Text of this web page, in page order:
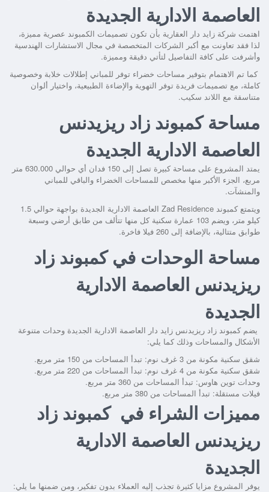
العاصمة الادارية الجديدة
اهتمت شركة زايد دار العقارية بأن تكون تصميمات الكمبوند عصرية مميزة،
لذا فقد تعاونت مع أكبر الشركات المتخصصة في مجال الاستشارات الهندسية
وأشرفت على كافة التفاصيل لتأتي دقيقة ومميزة.
كما تم الاهتمام بتوفير مساحات خضراء توفر للمباني إطلالات خلابة وخصوصية
كاملة، مع تصميمات فريدة توفر التهوية والإضاءة الطبيعية، واختيار ألوان
متناسقة مع اللاند سكيب.
مساحة كمبوند زاد ريزيدنس
العاصمة الادارية الجديدة
يمتد المشروع على مساحة كبيرة تصل إلى 150 فدان أي حوالي 630.000 متر
مربع، الجزء الأكبر منها مخصص للمساحات الخضراء والباقي للمباني
والمنشآت.
ويتمتع كمبوند Zad Residence العاصمة الادارية الجديدة
بواجهة حوالي 1.5
كيلو متر، ويضم 103 عمارة سكنية كل منها تتألف من طابق أرضي وسبعة
طوابق متتالية، بالإضافة إلى 260 فيلا فاخرة.
مساحة الوحدات في كمبوند زاد
ريزيدنس العاصمة الادارية
الجديدة
يضم كمبوند زاد ريزيدنس زايد دار العاصمة الادارية الجديدة وحدات متنوعة
الأشكال والمساحات وذلك كما يلي:
شقق سكنية مكونة من 3 غرف نوم: تبدأ المساحات من 150 متر مربع.
شقق سكنية مكونة من 4 غرف نوم: تبدأ المساحات من 220 متر مربع.
وحدات توين هاوس: تبدأ المساحات من 360 متر مربع.
فيلات مستقلة: تبدأ المساحات من 380 متر مربع.
مميزات الشراء في كمبوند زاد
ريزيدنس العاصمة الادارية
الجديدة
يوفر المشروع مزايا كثيرة تجذب إليه العملاء بدون تفكير، ومن ضمنها ما يلي: